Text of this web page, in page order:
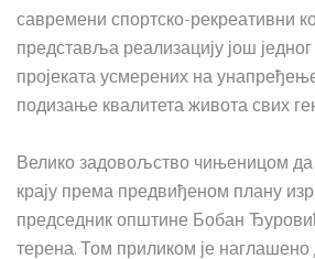
савремени спортско-рекреативни
представља реализацију још
пројеката усмерених на
подизање квалитета живота свих
Велико задовољство чињеницом
крају према предвиђеном плану
председник општине Бобан
терена. Том приликом је наглашено